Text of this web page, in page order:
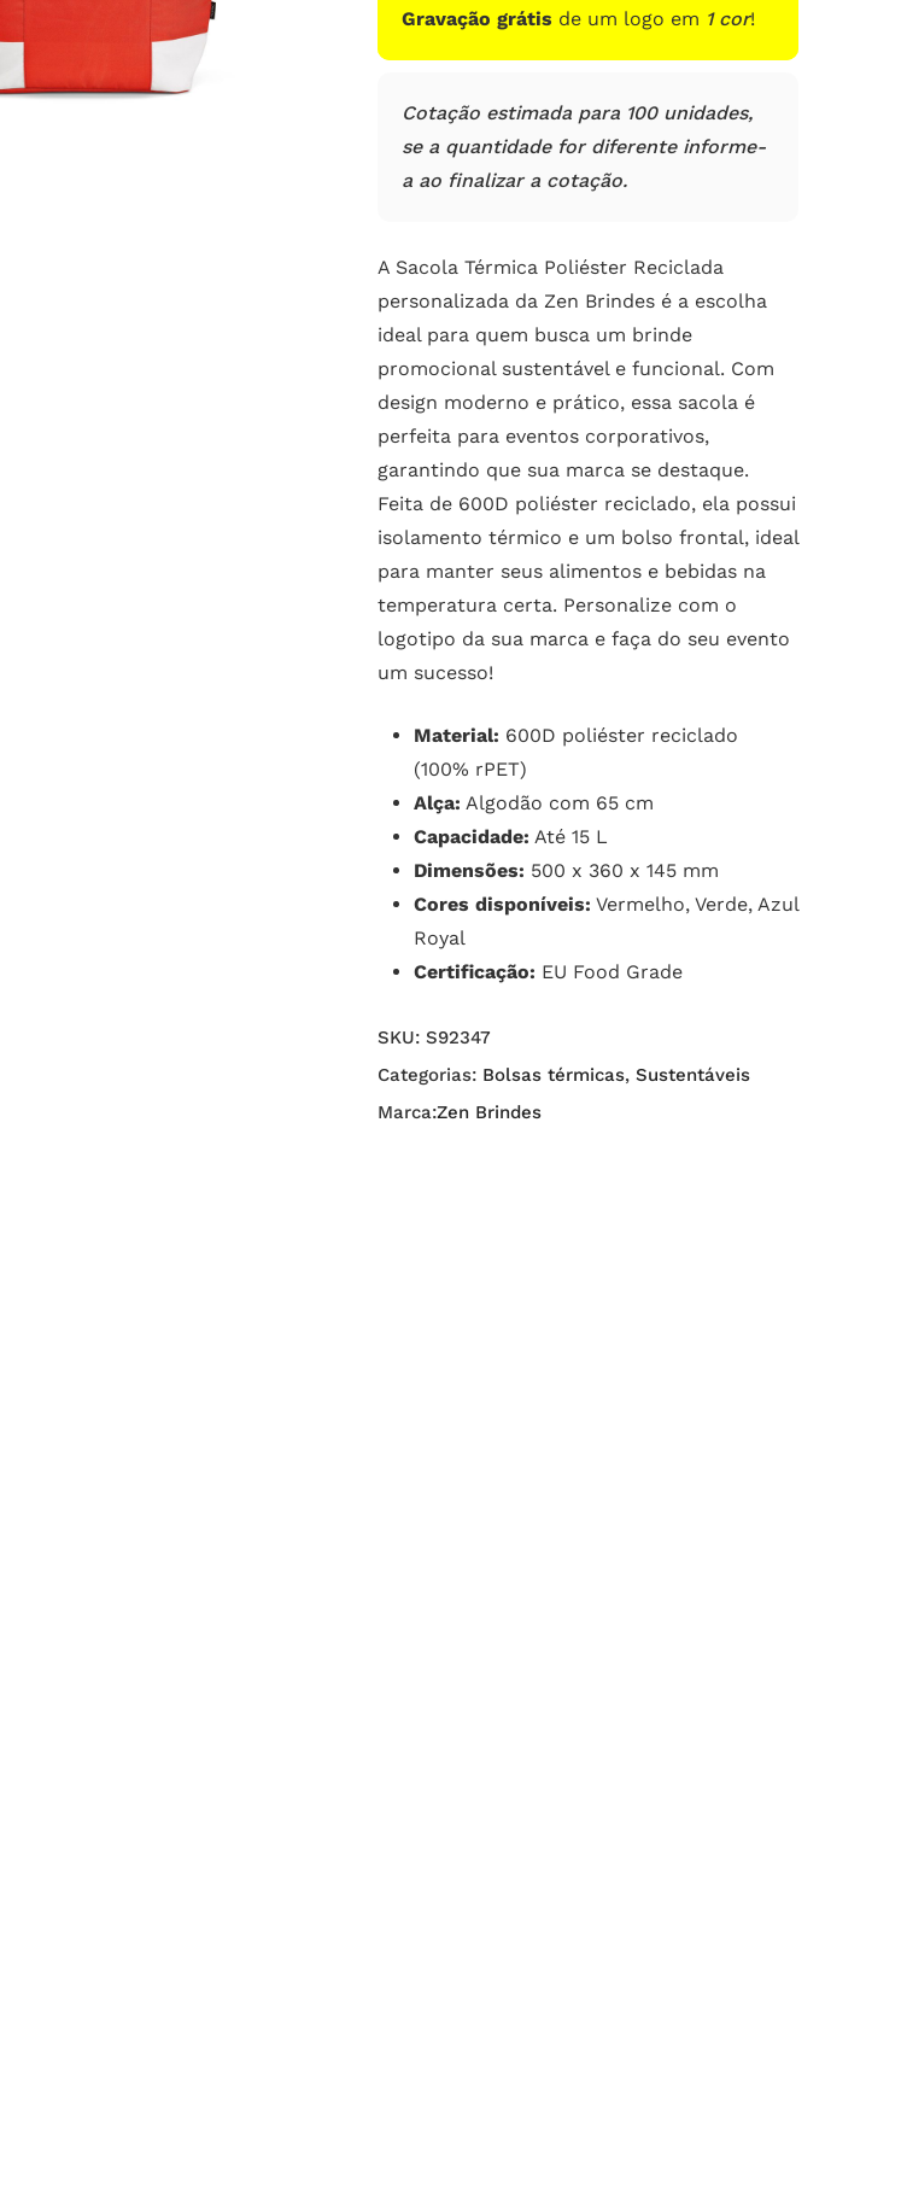
Gravação grátis de um logo em 1 cor!
Cotação estimada para 100 unidades,
se a quantidade for diferente informe-
a ao finalizar a cotação.
A Sacola Térmica Poliéster Reciclada
personalizada da Zen Brindes é a escolha
ideal para quem busca um brinde
promocional sustentável e funcional. Com
design moderno e prático, essa sacola é
perfeita para eventos corporativos,
garantindo que sua marca se destaque.
Feita de 600D poliéster reciclado, ela possui
isolamento térmico e um bolso frontal, ideal
para manter seus alimentos e bebidas na
temperatura certa. Personalize com o
logotipo da sua marca e faça do seu evento
um sucesso!
Material: 600D poliéster reciclado
(100% rPET)
Alça: Algodão com 65 cm
Capacidade: Até 15 L
Dimensões: 500 x 360 x 145 mm
Cores disponíveis: Vermelho, Verde, Azul
Royal
Certificação: EU Food Grade
SKU: S92347
Categorias: Bolsas térmicas, Sustentáveis
Marca:Zen Brindes